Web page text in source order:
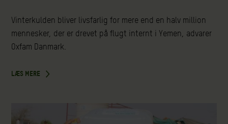
Vinterkulden bliver livsfarlig for mere end en halv million
mennesker, der er drevet på flugt internt i Yemen, advarer
Oxfam Danmark.
LÆS MERE